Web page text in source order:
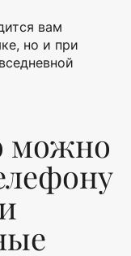
вам
но и при
можно